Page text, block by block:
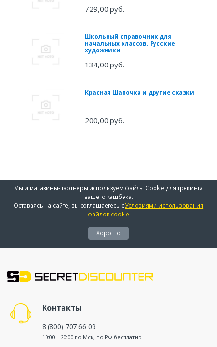
729,00 руб.
Школьный справочник для
начальных классов. Русские
художники
134,00 руб.
Красная Шапочка и другие сказки
200,00 руб.
Мы и магазины-партнеры используем файлы Cookie для трекинга
вашего кэшбэка.
Оставаясь на сайте, вы соглашаетесь сУсловиями использования
файлов cookie
Хорошо
Контакты
8 (800) 707 66 09
10:00 – 20:00 по Мск, по РФ бесплатно